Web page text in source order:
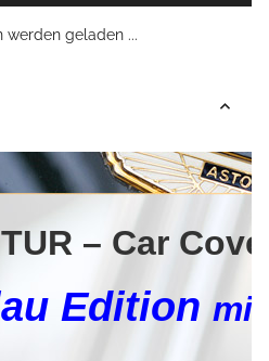
werden geladen ...